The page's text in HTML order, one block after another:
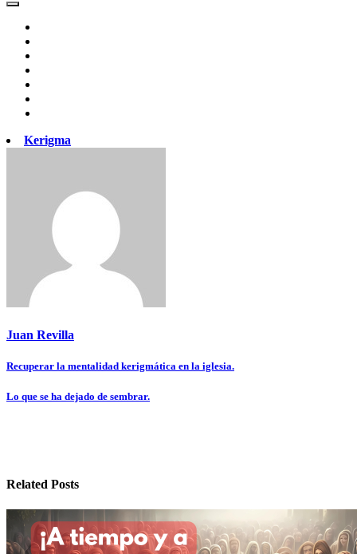
Kerigma
Juan Revilla
Navegación
de
Recuperar la mentalidad kerigmática en la iglesia.
Lo que se ha dejado de sembrar.
Related Posts